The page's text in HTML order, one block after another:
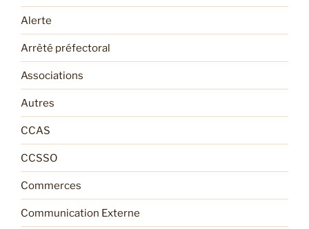
Alerte
Arrêté préfectoral
Associations
Autres
CCAS
CCSSO
Commerces
Communication Externe